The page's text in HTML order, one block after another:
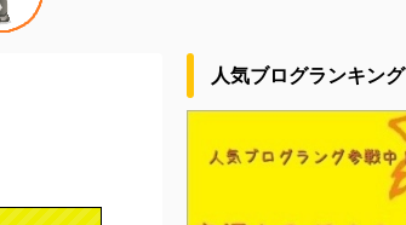
人気ブログランキング